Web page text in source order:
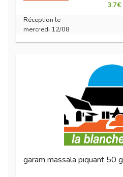
3.7€
Réception le
mercredi 12/08
garam massala piquant 50 g